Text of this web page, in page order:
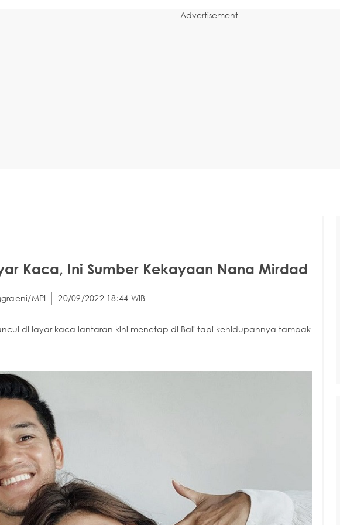
Advertisement
Kaca, Ini Sumber Kekayaan Nana Mirdad
MPI 20/09/2022 18:44 WIB
di layar kaca lantaran kini menetap di Bali tapi kehidupannya tampak